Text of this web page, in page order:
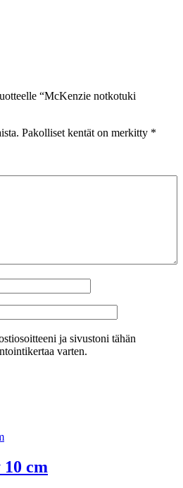
“McKenzie notkotuki
Pakolliset kentät on merkitty *
ja sivustoni tähän
varten.
cm